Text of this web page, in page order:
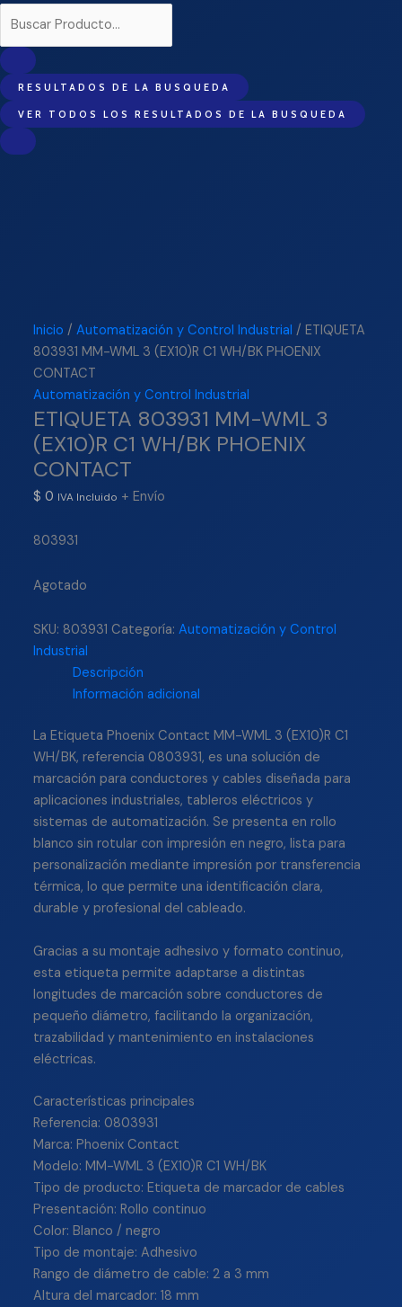
RESULTADOS DE LA BUSQUEDA
VER TODOS LOS RESULTADOS DE LA BUSQUEDA
Inicio /Automatización y Control Industrial / ETIQUETA
803931 MM-WML 3 (EX10)R C1 WH/BK PHOENIX
CONTACT
Automatización y Control Industrial
ETIQUETA 803931 MM-WML 3
(EX10)R C1 WH/BK PHOENIX
CONTACT
$ 0 IVA Incluido + Envío
803931
Agotado
SKU: 803931 Categoría:Automatización y Control
Industrial
Descripción
Información adicional
La Etiqueta Phoenix Contact MM-WML 3 (EX10)R C1
WH/BK, referencia 0803931, es una solución de
marcación para conductores y cables diseñada para
aplicaciones industriales, tableros eléctricos y
sistemas de automatización. Se presenta en rollo
blanco sin rotular con impresión en negro, lista para
personalización mediante impresión por transferencia
térmica, lo que permite una identificación clara,
durable y profesional del cableado.
Gracias a su montaje adhesivo y formato continuo,
esta etiqueta permite adaptarse a distintas
longitudes de marcación sobre conductores de
pequeño diámetro, facilitando la organización,
trazabilidad y mantenimiento en instalaciones
eléctricas.
Características principales
Referencia: 0803931
Marca: Phoenix Contact
Modelo: MM-WML 3 (EX10)R C1 WH/BK
Tipo de producto: Etiqueta de marcador de cables
Presentación: Rollo continuo
Color: Blanco / negro
Tipo de montaje: Adhesivo
Rango de diámetro de cable: 2 a 3 mm
Altura del marcador: 18 mm